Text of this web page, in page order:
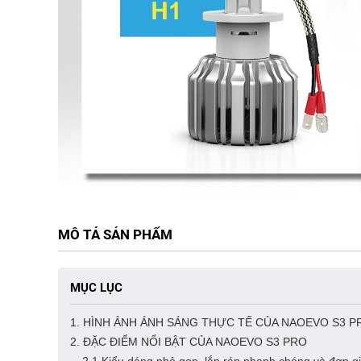
MÔ TẢ SẢN PHẨM
MỤC LỤC
1. HÌNH ẢNH ÁNH SÁNG THỰC TẾ CỦA NAOEVO S3
2. ĐẶC ĐIỂM NỔI BẬT CỦA NAOEVO S3 PRO